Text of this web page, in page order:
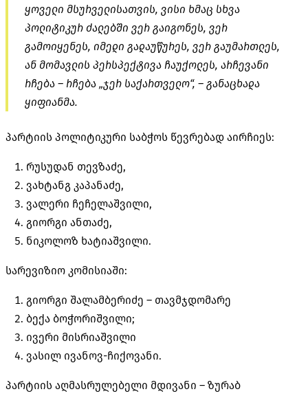
ყოველი მსურველისათვის, ვისი ხმაც სხვა
პოლიტიკურ ძალებში ვერ გაიგონეს, ვერ
გამოიყენეს, იმედი გადაუწურეს, ვერ გაუმართლეს,
ან მომავლის პერსპექტივა ჩაუქოლეს, არჩევანი
რჩება – რჩება „ჯერ საქართველო“, – განაცხადა
ყიფიანმა.
პარტიის პოლიტიკური საბჭოს წევრებად აირჩიეს:
რუსუდან თევზაძე,
ვახტანგ კაპანაძე,
ვალერი ჩეჩელაშვილი,
გიორგი ანთაძე,
ნიკოლოზ ხატიაშვილი.
სარევიზიო კომისიაში:
გიორგი შალამბერიძე – თავმჯდომარე
ბექა ბოჭორიშვილი;
ივერი მისრიაშვილი
ვასილ ივანოვ-ჩიქოვანი.
პარტიის აღმასრულებელი მდივანი – ზურაბ